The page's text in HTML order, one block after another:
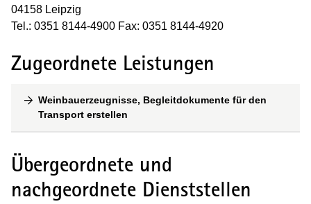
04158 Leipzig
Tel.: 0351 8144-4900 Fax: 0351 8144-4920
Zugeordnete Leistungen
Weinbauerzeugnisse, Begleitdokumente für den
Transport erstellen
Übergeordnete und
nachgeordnete Dienststellen